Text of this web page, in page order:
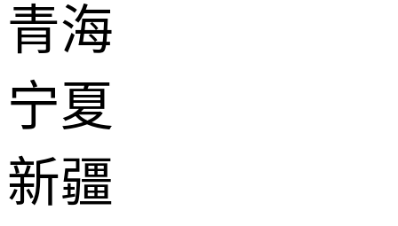
青海
宁夏
新疆